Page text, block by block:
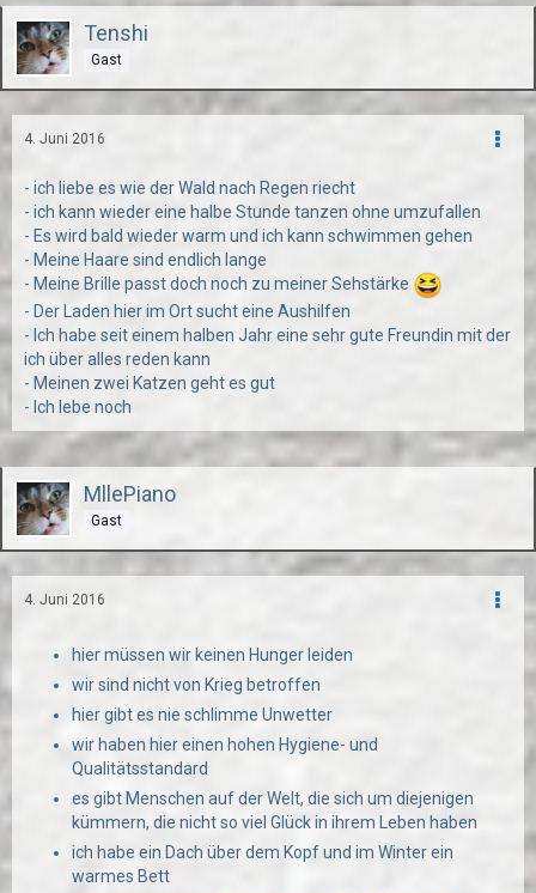
Tenshi
Gast
4. Juni 2016
- ich liebe es wie der Wald nach Regen riecht
- ich kann wieder eine halbe Stunde tanzen ohne umzufallen
- Es wird bald wieder warm und ich kann schwimmen gehen
- Meine Haare sind endlich lange
- Meine Brille passt doch noch zu meiner Sehstärke
- Der Laden hier im Ort sucht eine Aushilfen
- Ich habe seit einem halben Jahr eine sehr gute Freundin mit der
ich über alles reden kann
- Meinen zwei Katzen geht es gut
- Ich lebe noch
MllePiano
Gast
4. Juni 2016
hier müssen wir keinen Hunger leiden
wir sind nicht von Krieg betroffen
hier gibt es nie schlimme Unwetter
wir haben hier einen hohen Hygiene- und
Qualitätsstandard
es gibt Menschen auf der Welt, die sich um diejenigen
kümmern, die nicht so viel Glück in ihrem Leben haben
ich habe ein Dach über dem Kopf und im Winter ein
warmes Bett